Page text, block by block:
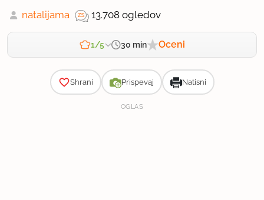
natalijama 13.708 ogledov
1/5 30 min Oceni
Shrani Prispevaj Natisni
OGLAS